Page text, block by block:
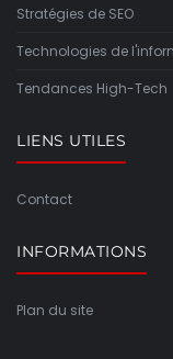
Stratégies de SEO
Technologies de
Tendances High-Tech
LIENS UTILES
Contact
INFORMATIONS
Plan du site